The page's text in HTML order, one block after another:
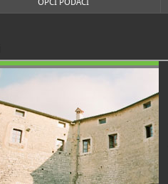
OPĆI PODACI